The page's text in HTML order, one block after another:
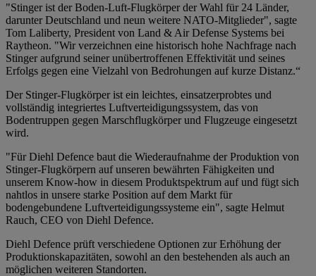
"Stinger ist der Boden-Luft-Flugkörper der Wahl für 24 Länder,
darunter Deutschland und neun weitere NATO-Mitglieder", sagte
Tom Laliberty, President von Land & Air Defense Systems bei
Raytheon. "Wir verzeichnen eine historisch hohe Nachfrage nach
Stinger aufgrund seiner unübertroffenen Effektivität und seines
Erfolgs gegen eine Vielzahl von Bedrohungen auf kurze Distanz.“
Der Stinger-Flugkörper ist ein leichtes, einsatzerprobtes und
vollständig integriertes Luftverteidigungssystem, das von
Bodentruppen gegen Marschflugkörper und Flugzeuge eingesetzt
wird.
"Für Diehl Defence baut die Wiederaufnahme der Produktion von
Stinger-Flugkörpern auf unseren bewährten Fähigkeiten und
unserem Know-how in diesem Produktspektrum auf und fügt sich
nahtlos in unsere starke Position auf dem Markt für
bodengebundene Luftverteidigungssysteme ein", sagte Helmut
Rauch, CEO von Diehl Defence.
Diehl Defence prüft verschiedene Optionen zur Erhöhung der
Produktionskapazitäten, sowohl an den bestehenden als auch an
möglichen weiteren Standorten.